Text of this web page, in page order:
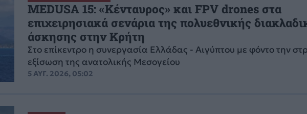
MEDUSA 15: «Κένταυρος» και FPV drones στα
επιχειρησιακά σενάρια της πολυεθνικής
άσκησης στην Κρήτη
Στο επίκεντρο η συνεργασία Ελλάδας - Αιγύπτου με φόντο την
εξίσωση της ανατολικής Μεσογείου
5 ΑΥΓ. 2026, 05:02